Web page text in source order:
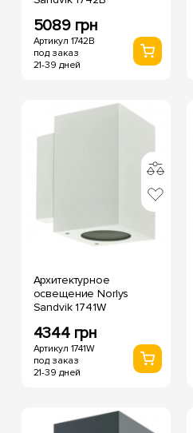
5089 грн
Артикул 1742B
под заказ
21-39 дней
Архитектурное
освещение Norlys
Sandvik 1741W
4344 грн
Артикул 1741W
под заказ
21-39 дней